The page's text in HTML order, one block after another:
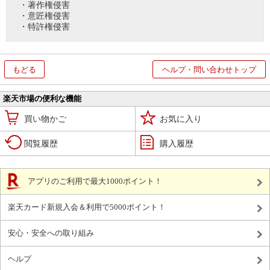
・著作権侵害
・意匠権侵害
・特許権侵害
もどる ヘルプ・問い合わせトップ
楽天市場の便利な機能
買い物かご お気に入り
閲覧履歴 購入履歴
アプリのご利用で最大1000ポイント！
楽天カード新規入会＆利用で5000ポイント！
安心・安全への取り組み
ヘルプ